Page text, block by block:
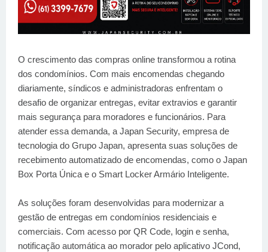
O crescimento das compras online transformou a rotina
dos condomínios. Com mais encomendas chegando
diariamente, síndicos e administradoras enfrentam o
desafio de organizar entregas, evitar extravios e garantir
mais segurança para moradores e funcionários. Para
atender essa demanda, a Japan Security, empresa de
tecnologia do Grupo Japan, apresenta suas soluções de
recebimento automatizado de encomendas, como o Japan
Box Porta Única e o Smart Locker Armário Inteligente.
As soluções foram desenvolvidas para modernizar a
gestão de entregas em condomínios residenciais e
comerciais. Com acesso por QR Code, login e senha,
notificação automática ao morador pelo aplicativo JCond,